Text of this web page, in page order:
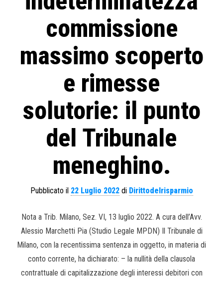
commissione
massimo scoperto
e rimesse
solutorie: il punto
del Tribunale
meneghino.
Pubblicato il 22 Luglio 2022di Dirittodelrisparmio
Nota a Trib. Milano, Sez. VI, 13 luglio 2022. A cura dell’Avv.
Alessio Marchetti Pia (Studio Legale MPDN) Il Tribunale di
Milano, con la recentissima sentenza in oggetto, in materia di
conto corrente, ha dichiarato: – la nullità della clausola
contrattuale di capitalizzazione degli interessi debitori con